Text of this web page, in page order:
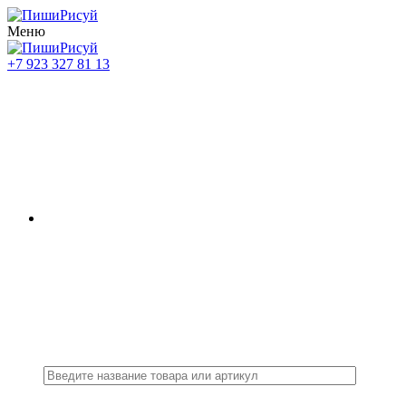
Меню
+7 923 327 81 13